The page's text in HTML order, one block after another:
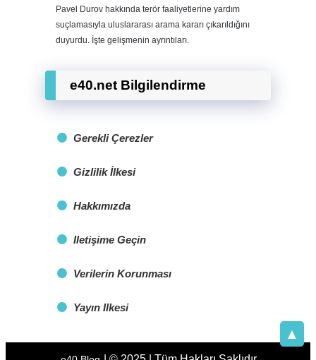
Pavel Durov hakkında terör faaliyetlerine yardım
suçlamasıyla uluslararası arama kararı çıkarıldığını
duyurdu. İşte gelişmenin ayrıntıları.
e40.net Bilgilendirme
Gerekli Çerezler
Gizlilik İlkesi
Hakkımızda
Iletişime Geçin
Verilerin Korunması
Yayın Ilkesi
▲